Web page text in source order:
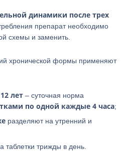
динамики после трех
препарат необходимо
схемы и заменить.
хронической формы применяют
лет – суточная норма
по одной каждые 4 часа;
разделяют на утренний и
таблетки трижды в день.